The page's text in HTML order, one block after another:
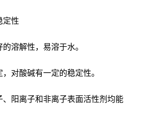
定性
溶解性，易溶于水。
对酸碱有一定的稳定性。
、阳离子和非离子表面活性剂均能